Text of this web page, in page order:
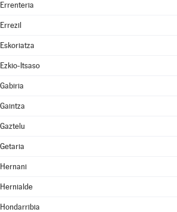
Errenteria
Errezil
Eskoriatza
Ezkio-Itsaso
Gabiria
Gaintza
Gaztelu
Getaria
Hernani
Hernialde
Hondarribia